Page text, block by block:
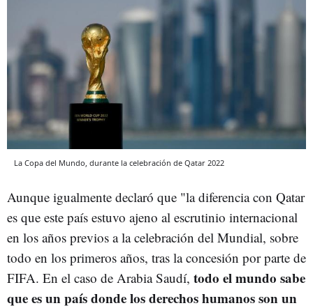
La Copa del Mundo, durante la celebración de Qatar 2022
Aunque igualmente declaró que "la diferencia con Qatar
es que este país estuvo ajeno al escrutinio internacional
en los años previos a la celebración del Mundial, sobre
todo en los primeros años, tras la concesión por parte de
FIFA. En el caso de Arabia Saudí, todo el mundo sabe
que es un país donde los derechos humanos son un